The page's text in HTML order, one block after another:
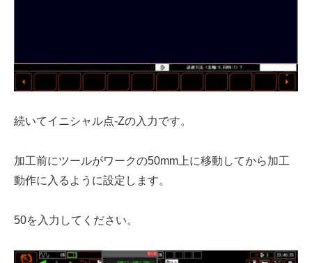
続いてイニシャル点-Zの入力です。
加工前にツールがワークの50mm上に移動してから加工
動作に入るように設定します。
50を入力してください。